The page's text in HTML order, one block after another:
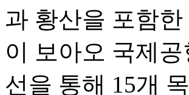
과 황산을 포함
이 보아오 국제
선을 통해 15개